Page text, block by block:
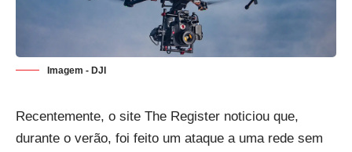
Imagem - DJI
Recentemente, o site The Register noticiou que,
durante o verão, foi feito um ataque a uma rede sem